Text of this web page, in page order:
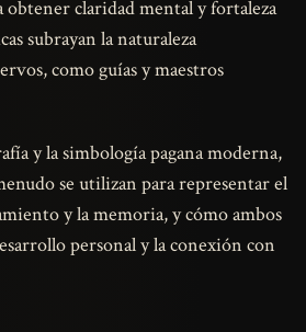
obtener claridad mental y fortaleza
subrayan la naturaleza
como guías y maestros
y la simbología pagana moderna,
se utilizan para representar el
y la memoria, y cómo ambos
personal y la conexión con